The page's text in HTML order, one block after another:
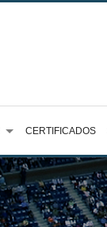
CERTIFICADOS